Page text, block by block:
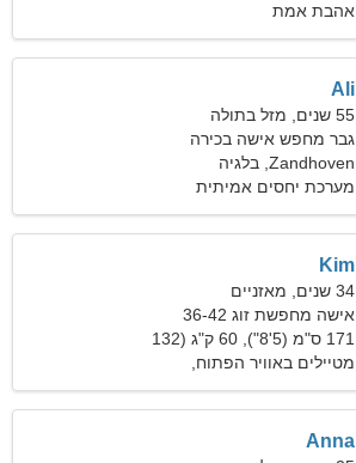
אהבת אמת
Ali
55 שנים, מזל בתולה
גבר מחפש אישה בכירה
Zandhoven, בלגיה
מערכת יחסים אמיתית
Kim
34 שנים, מאזניים
אישה מחפשת זוג 36-42
171 ס"מ (5'8"), 60 ק"ג (132
פאונד)
מטיילים באוויר הפתוח,
טעימות יין
Anna